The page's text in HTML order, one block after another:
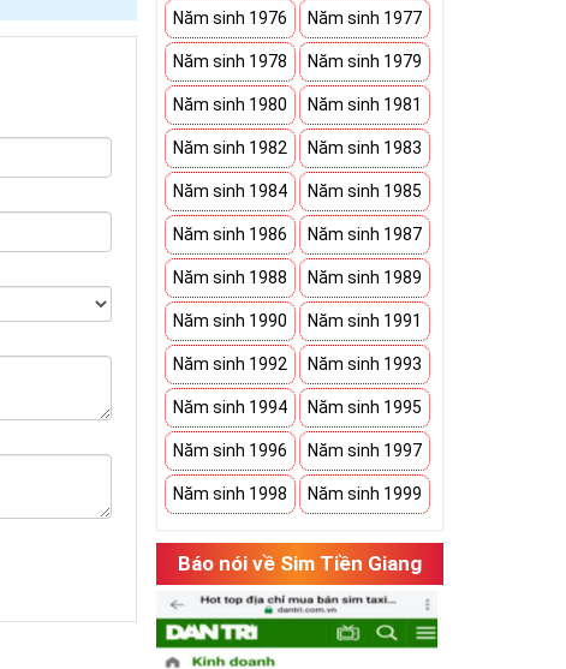
Năm sinh 1976 Năm sinh 1977
Năm sinh 1978 Năm sinh 1979
Năm sinh 1980 Năm sinh 1981
Năm sinh 1982 Năm sinh 1983
Năm sinh 1984 Năm sinh 1985
Năm sinh 1986 Năm sinh 1987
Năm sinh 1988 Năm sinh 1989
Năm sinh 1990 Năm sinh 1991
Năm sinh 1992 Năm sinh 1993
Năm sinh 1994 Năm sinh 1995
Năm sinh 1996 Năm sinh 1997
Năm sinh 1998 Năm sinh 1999
Báo nói về Sim Tiền Giang